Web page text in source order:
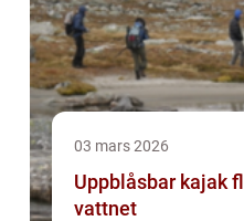
03 mars 2026
Uppblåsbar kajak flexibel frihet på
vattnet